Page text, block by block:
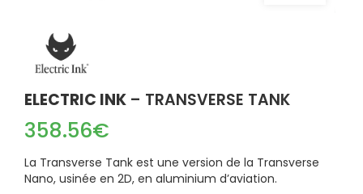
ELECTRIC INK – TRANSVERSE TANK
358.56€
La Transverse Tank est une version de la Transverse
Nano, usinée en 2D, en aluminium d’aviation.